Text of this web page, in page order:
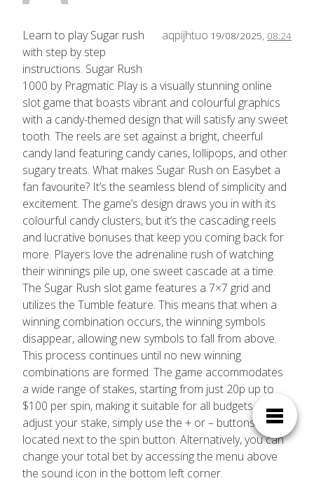
aqpijhtuo 19/08/2025, 08:24
Learn to play Sugar rush
with step by step
instructions. Sugar Rush
1000 by Pragmatic Play is a visually stunning online
slot game that boasts vibrant and colourful graphics
with a candy-themed design that will satisfy any sweet
tooth. The reels are set against a bright, cheerful
candy land featuring candy canes, lollipops, and other
sugary treats. What makes Sugar Rush on Easybet a
fan favourite? It’s the seamless blend of simplicity and
excitement. The game’s design draws you in with its
colourful candy clusters, but it’s the cascading reels
and lucrative bonuses that keep you coming back for
more. Players love the adrenaline rush of watching
their winnings pile up, one sweet cascade at a time.
The Sugar Rush slot game features a 7×7 grid and
utilizes the Tumble feature. This means that when a
winning combination occurs, the winning symbols
disappear, allowing new symbols to fall from above.
This process continues until no new winning
combinations are formed. The game accommodates
a wide range of stakes, starting from just 20p up to
$100 per spin, making it suitable for all budgets. To
adjust your stake, simply use the + or – buttons
located next to the spin button. Alternatively, you can
change your total bet by accessing the menu above
the sound icon in the bottom left corner.